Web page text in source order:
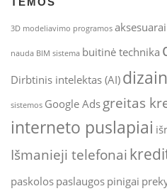
3D modeliavimo programos aksesuarai
nauda BIM sistema buitinė technika
Dirbtinis intelektas (AI)
sistemos Google Adsgreitas
interneto puslapiai
Išmanieji telefonai
paskolospaslaugospinigai